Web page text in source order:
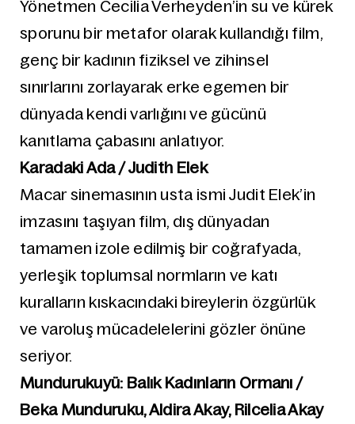
Yönetmen Cecilia Verheyden’in su ve kürek
sporunu bir metafor olarak kullandığı film,
genç bir kadının fiziksel ve zihinsel
sınırlarını zorlayarak erke egemen bir
dünyada kendi varlığını ve gücünü
kanıtlama çabasını anlatıyor.
Karadaki Ada / Judith Elek
Macar sinemasının usta ismi Judit Elek’in
imzasını taşıyan film, dış dünyadan
tamamen izole edilmiş bir coğrafyada,
yerleşik toplumsal normların ve katı
kuralların kıskacındaki bireylerin özgürlük
ve varoluş mücadelelerini gözler önüne
seriyor.
Mundurukuyü: Balık Kadınların Ormanı /
Beka Munduruku, Aldira Akay, Rilcelia Akay